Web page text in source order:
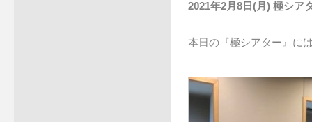
2021年2月8日(月) 極シア
本日の『極シアター』に